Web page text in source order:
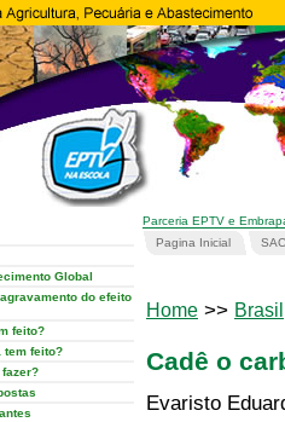
Global
do efeito
feito?
tem feito?
Parceria EPTV e
Pagina Inicial
SAC
Home >> Brasil
Cadê o
Evaristo